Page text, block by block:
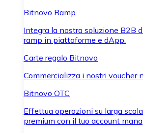
Bitnovo Ramp
Integra la nostra soluzione B2B
ramp in piattaforme e dApp.
Carte regalo Bitnovo
Commercializza i nostri voucher
Bitnovo OTC
Effettua operazioni su larga
premium con il tuo account